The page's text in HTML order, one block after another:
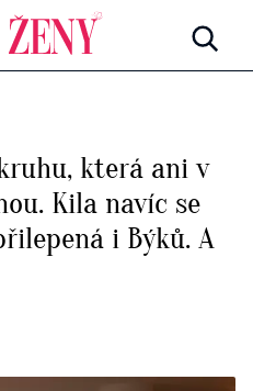
která ani v
Kila navíc se
i Býků. A